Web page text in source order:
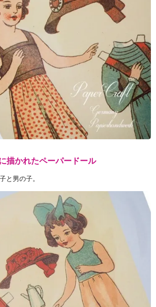
描かれたペーパードール
と男の子。